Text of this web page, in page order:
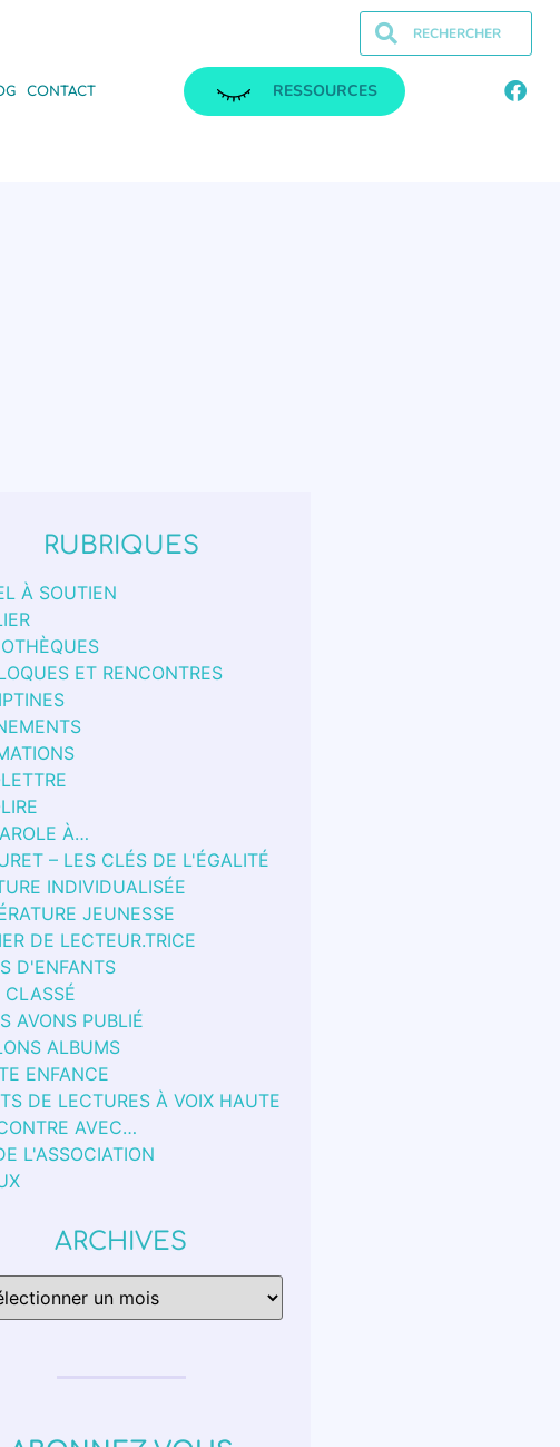
CONTACT RESSOURCES
RUBRIQUES
À SOUTIEN
ET RENCONTRES
À…
– LES CLÉS DE L'ÉGALITÉ
INDIVIDUALISÉE
JEUNESSE
DE LECTEUR.TRICE
D'ENFANTS
CLASSÉ
AVONS PUBLIÉ
ALBUMS
ENFANCE
DE LECTURES À VOIX HAUTE
AVEC…
L'ASSOCIATION
ARCHIVES